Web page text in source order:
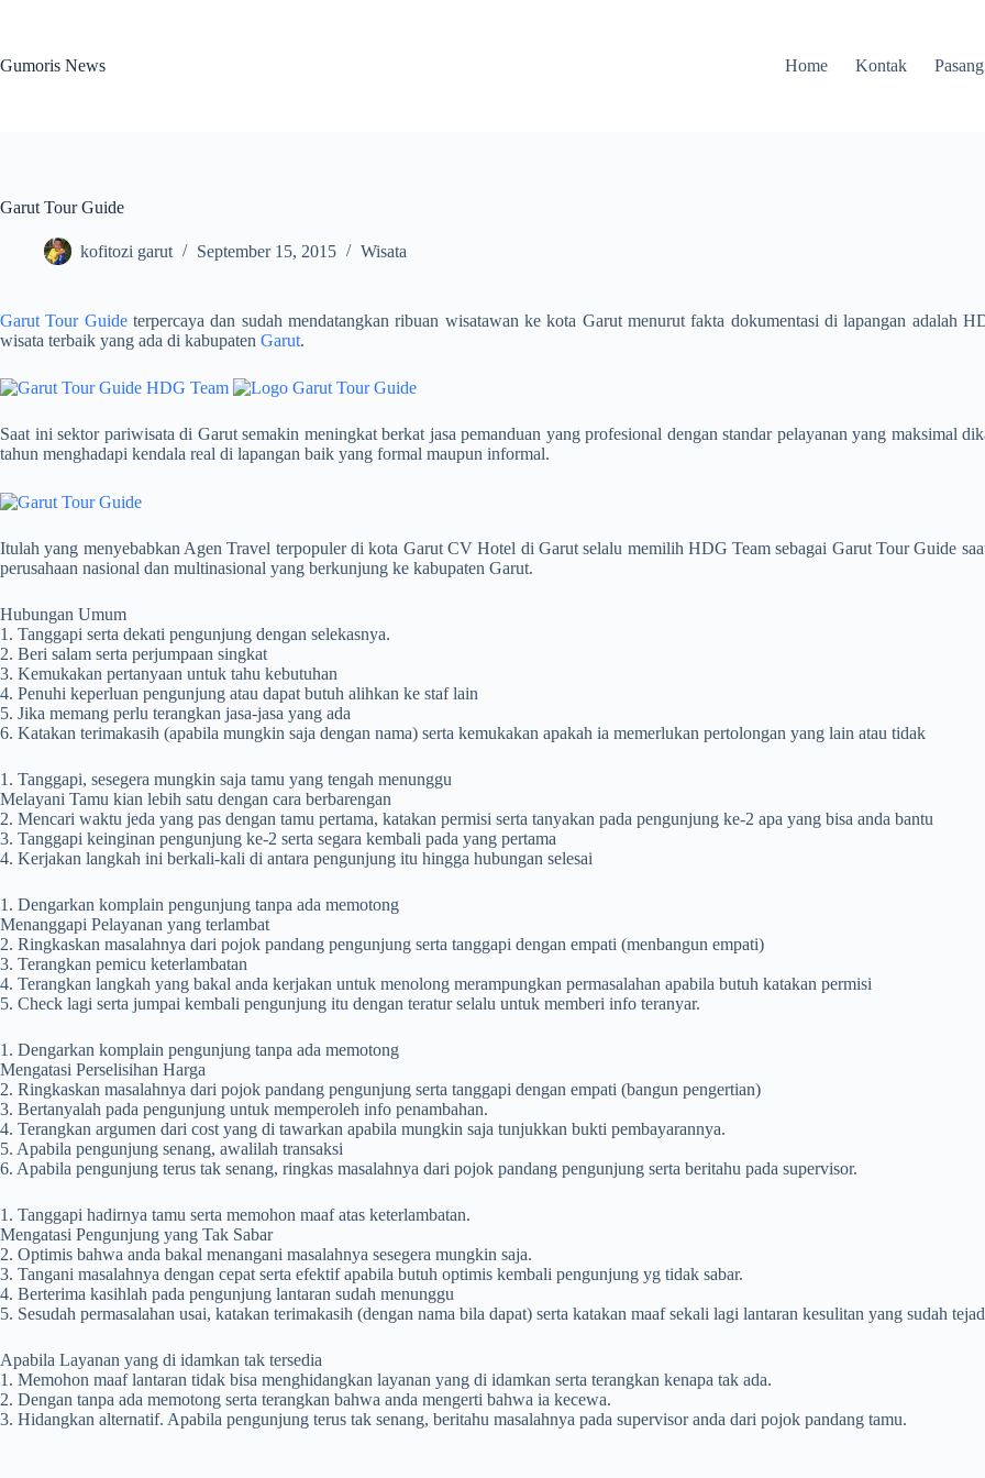
Gumoris News
Home Kontak
Garut Tour Guide
kofitozi garut September 15, 2015 Wisata
Garut Tour Guideterpercaya dan sudah mendatangkan ribuan wisatawan ke kota Garut menurut fakta dokumentasi di lapangan adalah
wisata terbaik yang ada di kabupaten Garut.
Saat ini sektor pariwisata di Garut semakin meningkat berkat jasa pemanduan yang profesional dengan standar pelayanan yang maksimal
tahun menghadapi kendala real di lapangan baik yang formal maupun informal.
Itulah yang menyebabkan Agen Travel terpopuler di kota Garut CV Hotel di Garut selalu memilih HDG Team sebagai Garut Tour Guide
perusahaan nasional dan multinasional yang berkunjung ke kabupaten Garut.
Hubungan Umum
1. Tanggapi serta dekati pengunjung dengan selekasnya.
2. Beri salam serta perjumpaan singkat
3. Kemukakan pertanyaan untuk tahu kebutuhan
4. Penuhi keperluan pengunjung atau dapat butuh alihkan ke staf lain
5. Jika memang perlu terangkan jasa-jasa yang ada
6. Katakan terimakasih (apabila mungkin saja dengan nama) serta kemukakan apakah ia memerlukan pertolongan yang lain atau tidak
1. Tanggapi, sesegera mungkin saja tamu yang tengah menunggu
Melayani Tamu kian lebih satu dengan cara berbarengan
2. Mencari waktu jeda yang pas dengan tamu pertama, katakan permisi serta tanyakan pada pengunjung ke-2 apa yang bisa anda bantu
3. Tanggapi keinginan pengunjung ke-2 serta segara kembali pada yang pertama
4. Kerjakan langkah ini berkali-kali di antara pengunjung itu hingga hubungan selesai
1. Dengarkan komplain pengunjung tanpa ada memotong
Menanggapi Pelayanan yang terlambat
2. Ringkaskan masalahnya dari pojok pandang pengunjung serta tanggapi dengan empati (menbangun empati)
3. Terangkan pemicu keterlambatan
4. Terangkan langkah yang bakal anda kerjakan untuk menolong merampungkan permasalahan apabila butuh katakan permisi
5. Check lagi serta jumpai kembali pengunjung itu dengan teratur selalu untuk memberi info teranyar.
1. Dengarkan komplain pengunjung tanpa ada memotong
Mengatasi Perselisihan Harga
2. Ringkaskan masalahnya dari pojok pandang pengunjung serta tanggapi dengan empati (bangun pengertian)
3. Bertanyalah pada pengunjung untuk memperoleh info penambahan.
4. Terangkan argumen dari cost yang di tawarkan apabila mungkin saja tunjukkan bukti pembayarannya.
5. Apabila pengunjung senang, awalilah transaksi
6. Apabila pengunjung terus tak senang, ringkas masalahnya dari pojok pandang pengunjung serta beritahu pada supervisor.
1. Tanggapi hadirnya tamu serta memohon maaf atas keterlambatan.
Mengatasi Pengunjung yang Tak Sabar
2. Optimis bahwa anda bakal menangani masalahnya sesegera mungkin saja.
3. Tangani masalahnya dengan cepat serta efektif apabila butuh optimis kembali pengunjung yg tidak sabar.
4. Berterima kasihlah pada pengunjung lantaran sudah menunggu
5. Sesudah permasalahan usai, katakan terimakasih (dengan nama bila dapat) serta katakan maaf sekali lagi lantaran kesulitan yang sudah
Apabila Layanan yang di idamkan tak tersedia
1. Memohon maaf lantaran tidak bisa menghidangkan layanan yang di idamkan serta terangkan kenapa tak ada.
2. Dengan tanpa ada memotong serta terangkan bahwa anda mengerti bahwa ia kecewa.
3. Hidangkan alternatif. Apabila pengunjung terus tak senang, beritahu masalahnya pada supervisor anda dari pojok pandang tamu.